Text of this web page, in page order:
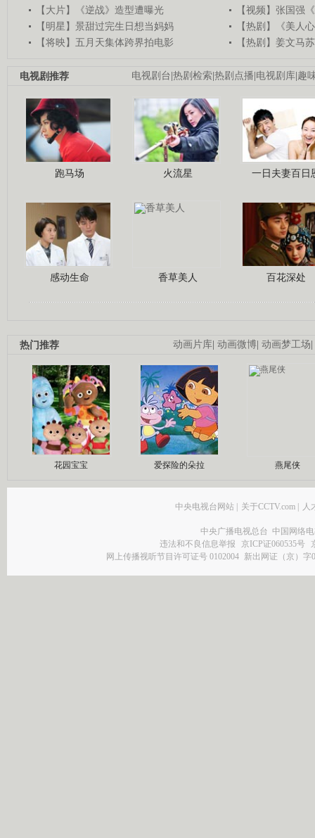
【大片】《逆战》造型遭曝光
【视频】张国强
【明星】景甜过完生日想当妈妈
【热剧】《美人
【将映】五月天集体跨界拍电影
【热剧】姜文马
电视剧台|热剧检索|热剧点播|电视剧库|趣
电视剧推荐
跑马场 火流星 一日夫妻百日
感动生命 香草美人 百花深处
动画片库| 动画微博| 动画梦工场|
热门推荐
花园宝宝 爱探险的朵拉 燕尾侠
中央电视台网站 | 关于CCTV.com | 人
中央广播电视总台 中国网络
违法和不良信息举报
京ICP证060535号
网上传播视听节目许可证号 0102004 新出网证（京）